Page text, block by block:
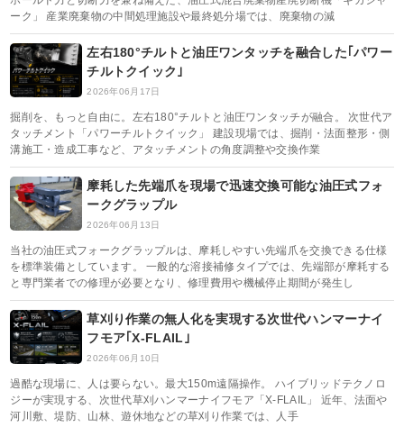
ーク」 産業廃棄物の中間処理施設や最終処分場では、廃棄物の減
左右180°チルトと油圧ワンタッチを融合した｢パワー
チルトクイック｣
2026年06月17日
掘削を、もっと自由に。左右180°チルトと油圧ワンタッチが融合。 次世代ア
タッチメント「パワーチルトクイック」 建設現場では、掘削・法面整形・側
溝施工・造成工事など、アタッチメントの角度調整や交換作業
摩耗した先端爪を現場で迅速交換可能な油圧式フォ
ークグラップル
2026年06月13日
当社の油圧式フォークグラップルは、摩耗しやすい先端爪を交換できる仕様
を標準装備としています。 一般的な溶接補修タイプでは、先端部が摩耗する
と専門業者での修理が必要となり、修理費用や機械停止期間が発生し
草刈り作業の無人化を実現する次世代ハンマーナイ
フモア｢X-FLAIL｣
2026年06月10日
過酷な現場に、人は要らない。最大150m遠隔操作。 ハイブリッドテクノロ
ジーが実現する、次世代草刈ハンマーナイフモア「X-FLAIL」 近年、法面や
河川敷、堤防、山林、遊休地などの草刈り作業では、人手